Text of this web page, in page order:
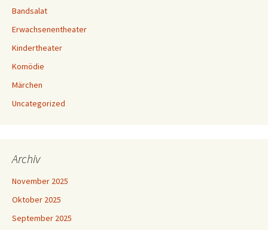
Bandsalat
Erwachsenentheater
Kindertheater
Komödie
Märchen
Uncategorized
Archiv
November 2025
Oktober 2025
September 2025